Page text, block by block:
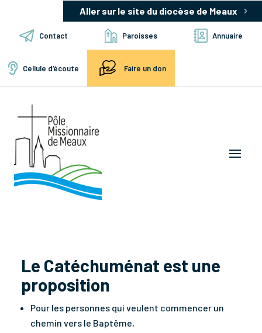
Aller sur le site du diocèse de Meaux
Contact Paroisses Annuaire
Cellule d’écoute Faire un don
Le Catéchuménat est une
proposition
Pour les personnes qui veulent commencer un
chemin vers le Baptême,